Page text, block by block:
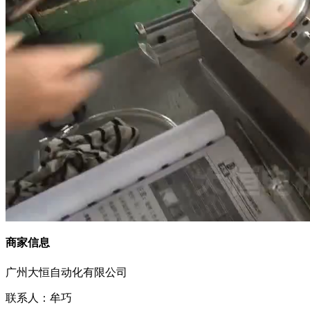
商家信息
广州大恒自动化有限公司
联系人：牟巧